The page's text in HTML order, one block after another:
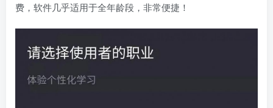
费，软件几乎适用于全年龄段，非常便捷！